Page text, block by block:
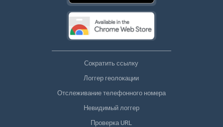
Сократить ссылку
Логгер геолокации
Отслеживание телефонного номера
Невидимый логгер
Проверка URL